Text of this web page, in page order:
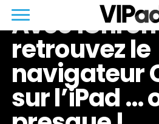
Avec
retrouvez le
navigateur
sur l’iPad …